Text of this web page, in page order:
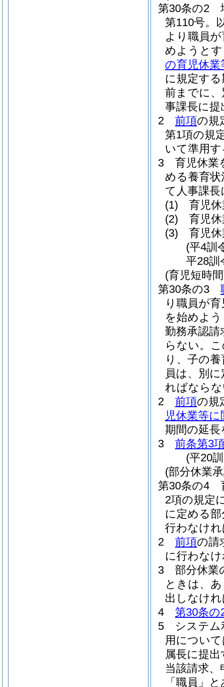
第30条の2
第110号。
より職員
めようと
の育児休
に規定す
前までに
事課長に
2
前項の規
第1項の規
いて準用
3
育児休業
める養育
て人事課
(1)
育児
(2)
育児
(3)
育児
(平4訓
平28訓
(育児短時
第30条の3
り職員が
を始めよ
勤務承認
らない。
り、子の
員は、別
ればなら
2
前項の規
児休業等
期間の延
3
前条第3
(平20
(部分休業
第30条の4
2項の規定
に定める
行わなけ
2
前項の請
に行わな
3
部分休業
ときは、
出しなけ
4
第30条の
5
システム
用につい
属長に提
当該請求
「職員」